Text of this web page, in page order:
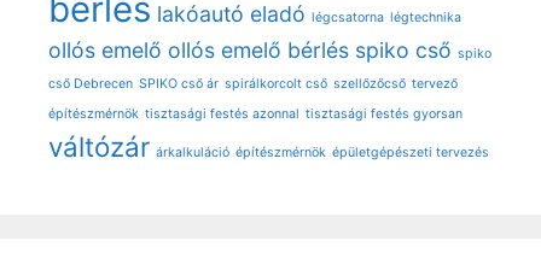
bérlés lakóautó eladó légcsatorna légtechnika
ollós emelő ollós emelő bérlés spiko cső spiko
cső Debrecen SPIKO cső ár spirálkorcolt cső szellőzőcső tervező
építészmérnök tisztasági festés azonnal tisztasági festés gyorsan
váltózár árkalkuláció építészmérnök épületgépészeti tervezés